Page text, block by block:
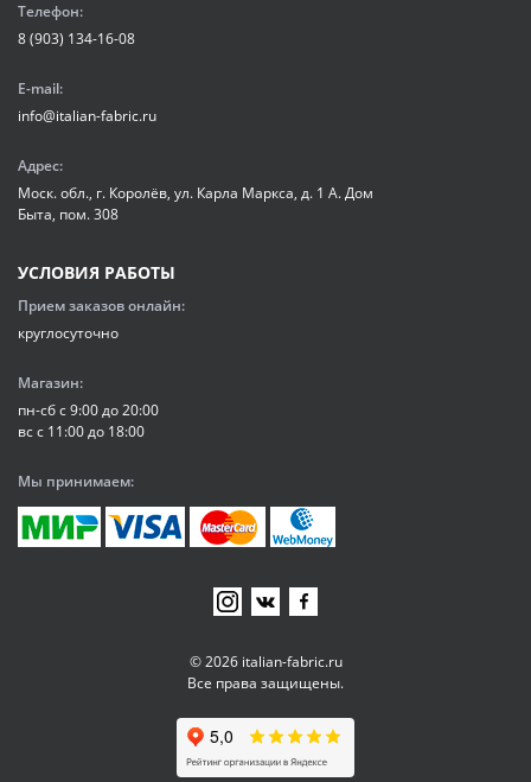
© 2026 italian-fabric.ru
Все права защищены.
Телефон:
8 (903) 134-16-08
E-mail:
info@italian-fabric.ru
Адрес:
Моск. обл., г. Королёв, ул. Карла Маркса, д. 1 А. Дом
Быта, пом. 308
УСЛОВИЯ РАБОТЫ
Прием заказов онлайн:
круглосуточно
Магазин:
пн-сб с 9:00 до 20:00
вс с 11:00 до 18:00
Мы принимаем: